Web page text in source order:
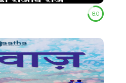
8.0